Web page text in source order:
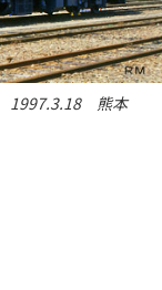
1997.3.18 熊本